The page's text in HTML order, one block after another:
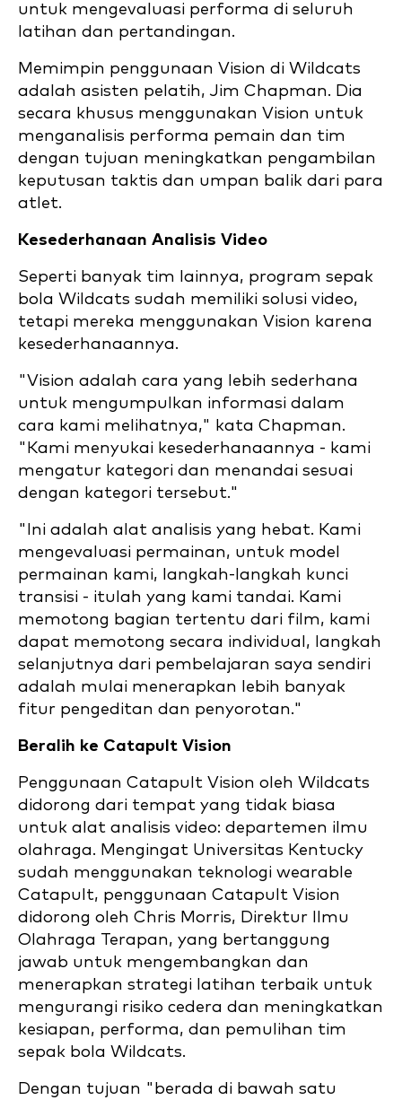
untuk mengevaluasi performa di seluruh
latihan dan pertandingan.
Memimpin penggunaan Vision di Wildcats
adalah asisten pelatih, Jim Chapman. Dia
secara khusus menggunakan Vision untuk
menganalisis performa pemain dan tim
dengan tujuan meningkatkan pengambilan
keputusan taktis dan umpan balik dari para
atlet.
Kesederhanaan Analisis Video
Seperti banyak tim lainnya, program sepak
bola Wildcats sudah memiliki solusi video,
tetapi mereka menggunakan Vision karena
kesederhanaannya.
"Vision adalah cara yang lebih sederhana
untuk mengumpulkan informasi dalam
cara kami melihatnya," kata Chapman.
"Kami menyukai kesederhanaannya - kami
mengatur kategori dan menandai sesuai
dengan kategori tersebut."
"Ini adalah alat analisis yang hebat. Kami
mengevaluasi permainan, untuk model
permainan kami, langkah-langkah kunci
transisi - itulah yang kami tandai. Kami
memotong bagian tertentu dari film, kami
dapat memotong secara individual, langkah
selanjutnya dari pembelajaran saya sendiri
adalah mulai menerapkan lebih banyak
fitur pengeditan dan penyorotan."
Beralih ke Catapult Vision
Penggunaan Catapult Vision oleh Wildcats
didorong dari tempat yang tidak biasa
untuk alat analisis video: departemen ilmu
olahraga. Mengingat Universitas Kentucky
sudah menggunakan teknologi wearable
Catapult, penggunaan Catapult Vision
didorong oleh Chris Morris, Direktur Ilmu
Olahraga Terapan, yang bertanggung
jawab untuk mengembangkan dan
menerapkan strategi latihan terbaik untuk
mengurangi risiko cedera dan meningkatkan
kesiapan, performa, dan pemulihan tim
sepak bola Wildcats.
Dengan tujuan "berada di bawah satu